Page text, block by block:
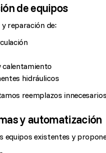
de equipos
reparación de:
calentamiento
hidráulicos
reemplazos
y automatización
equipos existentes y